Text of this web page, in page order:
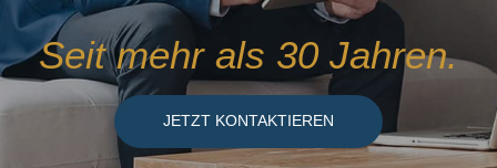
Seit mehr als 30 Jahren.
JETZT KONTAKTIEREN